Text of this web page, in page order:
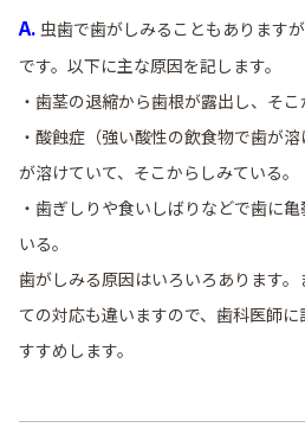
A. 虫歯で歯がしみることもあります
です。以下に主な原因を記します。
・歯茎の退縮から歯根が露出し、そこ
・酸蝕症（強い酸性の飲食物で歯が
が溶けていて、そこからしみている。
・歯ぎしりや食いしばりなどで歯に
いる。
歯がしみる原因はいろいろあります
ての対応も違いますので、歯科医師
すすめします。